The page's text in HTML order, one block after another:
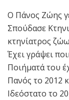
Ο Πάνος Ζώης
Σπούδασε
κτηνίατρος
Έχει γράψει
Ποιήματά του
Πανός το 2012
Ιδεόστατο το